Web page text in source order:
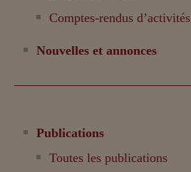
Comptes-rendus d’activités
Nouvelles et annonces
Publications
Toutes les publications